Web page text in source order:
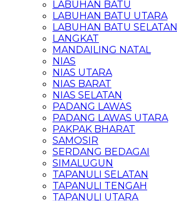
LABUHAN BATU
LABUHAN BATU UTARA
LABUHAN BATU SELATAN
LANGKAT
MANDAILING NATAL
NIAS
NIAS UTARA
NIAS BARAT
NIAS SELATAN
PADANG LAWAS
PADANG LAWAS UTARA
PAKPAK BHARAT
SAMOSIR
SERDANG BEDAGAI
SIMALUGUN
TAPANULI SELATAN
TAPANULI TENGAH
TAPANULI UTARA